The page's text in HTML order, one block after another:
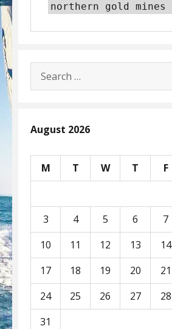
northern gold mines
Search
for:
August 2026
M T W T F
3
4 5 6 7
10
11 12 13 14
17
18 19 20 21
24
25 26 27 28
31